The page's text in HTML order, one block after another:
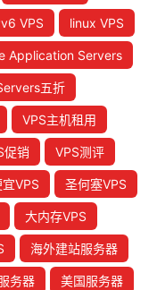
VPS linux VPS
Application Servers
五折
VPS主机租用
促销 VPS测评
VPS 圣何塞VPS
大内存VPS
海外建站服务器
务器 美国服务器